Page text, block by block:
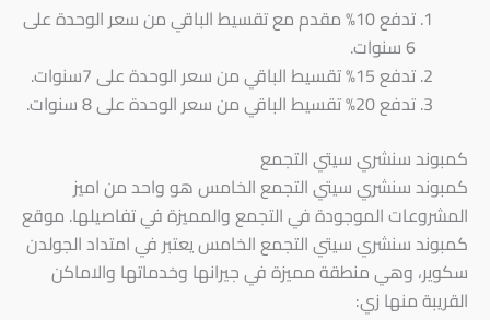
تدفع 10% مقدم مع تقسيط الباقي من سعر الوحدة على
6 سنوات.
تدفع 15% تقسيط الباقي من سعر الوحدة على 7سنوات.
تدفع 20% تقسيط الباقي من سعر الوحدة على 8 سنوات.
كمبوند سنشري سيتي التجمع
كمبوند سنشري سيتي التجمع الخامس هو واحد من اميز
المشروعات الموجودة في التجمع والمميزة في تفاصيلها. موقع
كمبوند سنشري سيتي التجمع الخامس يعتبر في امتداد الجولدن
سكوير، وهي منطقة مميزة في جيرانها وخدماتها والاماكن
القريبة منها زي: